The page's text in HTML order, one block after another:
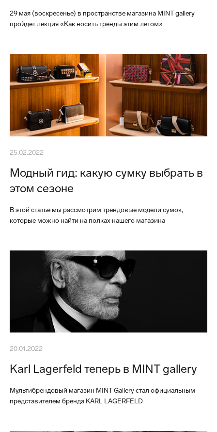
29 мая (воскресенье) в пространстве магазина MINT gallery
пройдет лекция «Как носить тренды этим летом»
25.02.2022
Модный гид: какую сумку выбрать в
этом сезоне
В этой статье мы рассмотрим трендовые модели сумок,
которые можно найти на полках нашего магазина
20.01.2022
Karl Lagerfeld теперь в MINT gallery
Мультибрендовый магазин MINT Gallery стал официальным
представителем бренда KARL LAGERFELD